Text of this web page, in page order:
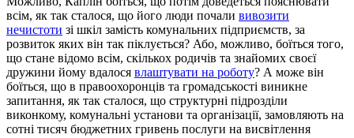
всім, як так сталося, що його люди почали вивозити
нечистоти зі шкіл замість комунальних підприємств, за
розвиток яких він так піклується? Або, можливо, боїться того,
що стане відомо всім, скількох родичів та знайомих своєї
дружини йому вдалося влаштувати на роботу? А може він
боїться, що в правоохоронців та громадськості виникне
запитання, як так сталося, що структурні підрозділи
виконкому, комунальні установи та організації, замовляють на
сотні тисяч бюджетних гривень послуги на висвітлення